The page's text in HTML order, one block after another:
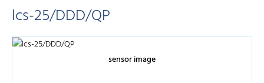
lcs-25/DDD/QP
sensor image